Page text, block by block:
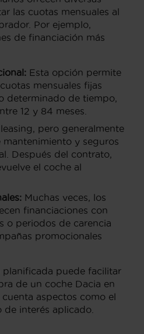
las cuotas mensuales al
Por ejemplo,
de financiación más
Esta opción permite
mensuales fijas
determinado de tiempo,
12 y 84 meses.
pero generalmente
y seguros
Después del contrato,
el coche al
Muchas veces, los
financiaciones con
o periodos de carencia
promocionales
planificada puede facilitar
de un coche Dacia en
aspectos como el
interés aplicado.